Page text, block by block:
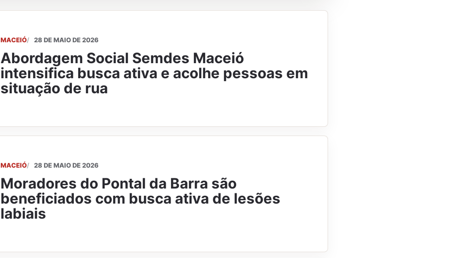
MACEIÓ 28 DE MAIO DE 2026
Abordagem Social Semdes Maceió
intensifica busca ativa e acolhe pessoas em
situação de rua
MACEIÓ 28 DE MAIO DE 2026
Moradores do Pontal da Barra são
beneficiados com busca ativa de lesões
labiais